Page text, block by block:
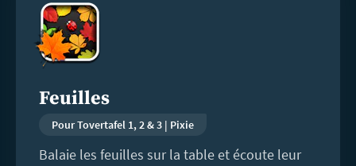
Feuilles
Pour Tovertafel 1, 2 & 3 | Pixie
Balaie les feuilles sur la table et écoute leur
savoir
plus